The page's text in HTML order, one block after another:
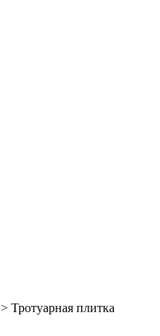
> Тротуарная плитка